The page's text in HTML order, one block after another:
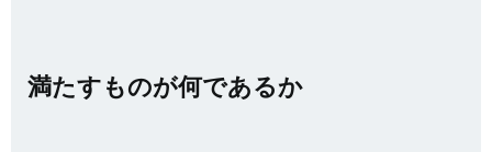
満たすものが何であるか